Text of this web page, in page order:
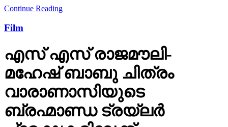
Continue Reading
Film
എസ് എസ് രാജമൗലി-
മഹേഷ് ബാബു ചിത്രം
വാരാണാസിയുടെ
ബ്രഹ്മാണ്ഡ ട്രയ്ലർ